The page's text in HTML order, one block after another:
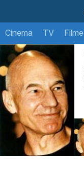
Cinema TV Filme